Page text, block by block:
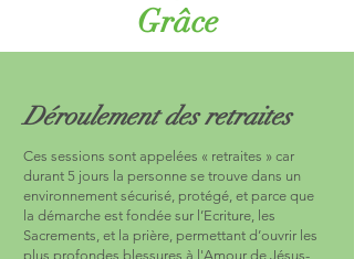
Grâce
Déroulement des retraites
Ces sessions sont appelées « retraites » car
durant 5 jours la personne se trouve dans un
environnement sécurisé, protégé, et parce que
la démarche est fondée sur l’Ecriture, les
Sacrements, et la prière, permettant d’ouvrir les
plus profondes blessures à l'Amour de Jésus-